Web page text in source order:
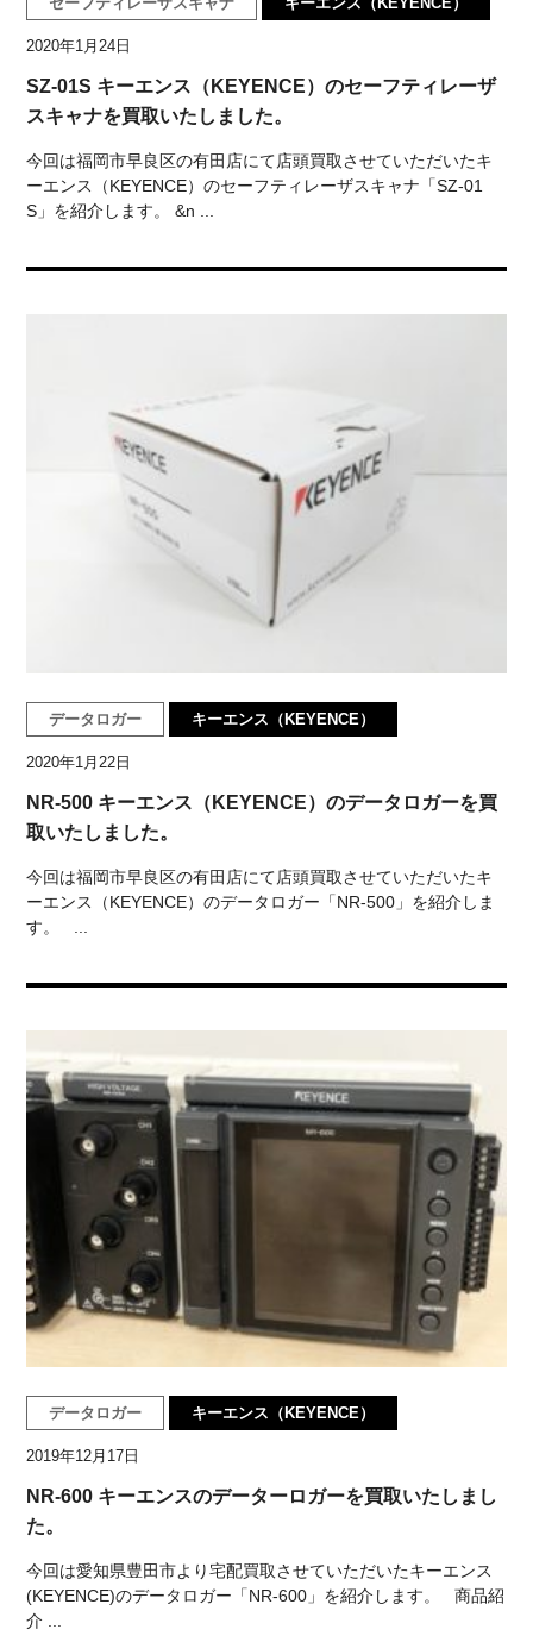
2020年1月24日
SZ-01S キーエンス（KEYENCE）のセーフティレーザ
スキャナを買取いたしました。
今回は福岡市早良区の有田店にて店頭買取させていただいたキ
ーエンス（KEYENCE）のセーフティレーザスキャナ「SZ-01
S」を紹介します。 &n ...
データロガー キーエンス（KEYENCE）
2020年1月22日
NR-500 キーエンス（KEYENCE）のデータロガーを買
取いたしました。
今回は福岡市早良区の有田店にて店頭買取させていただいたキ
ーエンス（KEYENCE）のデータロガー「NR-500」を紹介しま
す。 ...
データロガー キーエンス（KEYENCE）
2019年12月17日
NR-600 キーエンスのデーターロガーを買取いたしまし
た。
今回は愛知県豊田市より宅配買取させていただいたキーエンス
(KEYENCE)のデータロガー「NR-600」を紹介します。 商品紹
介 ...